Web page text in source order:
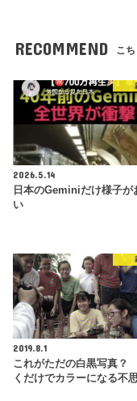
RECOMMEND こ
2026.5.14
日本のGeminiだけ様子が
い
2019.8.1
これがただの白黒写真？
くだけでカラーになる不